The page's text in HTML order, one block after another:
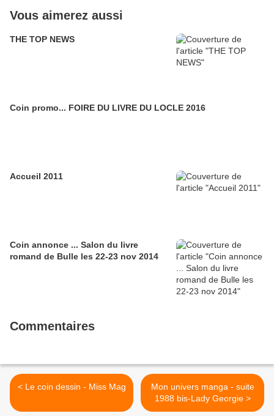
Vous aimerez aussi
THE TOP NEWS
Coin promo... FOIRE DU LIVRE DU LOCLE 2016
Accueil 2011
Coin annonce ... Salon du livre
romand de Bulle les 22-23 nov 2014
Commentaires
< Le coin dessin - Miss Mag
Mon univers manga - suite
1988 bis-Lady Georgie >